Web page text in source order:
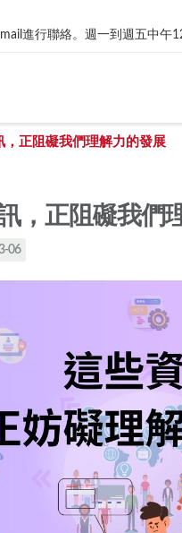
進行聯絡。週一到週五中午
，正阻礙我們理解力的發展
，正阻礙我們
06